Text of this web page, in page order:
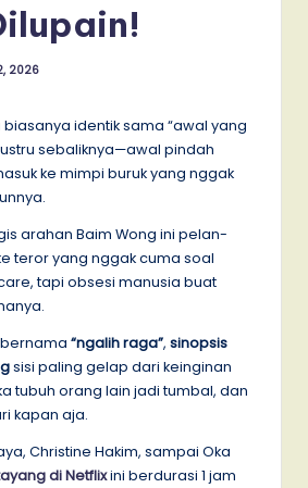
2026
identik sama “awal yang
sebaliknya—awal pindah
ke mimpi buruk yang nggak
arahan Baim Wong ini pelan-
teror yang nggak cuma soal
tapi obsesi manusia buat
“ngalih raga”, sinopsis
sisi paling gelap dari keinginan
tubuh orang lain jadi tumbal, dan
kapan aja.
Christine Hakim, sampai Oka
di Netflixini berdurasi 1 jam